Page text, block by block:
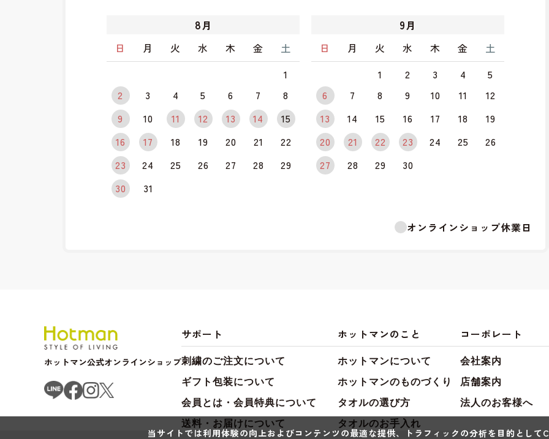
8月
日
月 火 水 木 金
土
1
2
3 4 5 6 7
8
9
10 11 12 13 14
15
16
17 18 19 20 21
22
23
24 25 26 27 28
29
30
31
9月
日
月 火 水 木 金
土
1
2 3 4
5
6
7 8 9 10 11
12
13
14 15 16 17 18
19
20
21 22 23 24 25
26
27
28 29 30
オンラインショップ休業日
ホットマン公式オンラインショップ
サポート
刺繍のご注文について
ギフト包装について
会員とは・会員特典について
送料・お届けについて
ホットマンのこと
ホットマンについて
ホットマンのものづくり
タオルの選び方
タオルのお手入れ
コーポレート
会社案内
店舗案内
法人のお客様へ
当サイトでは利用体験の向上およびコンテンツの最適な提供、トラフィックの分析を目的とし